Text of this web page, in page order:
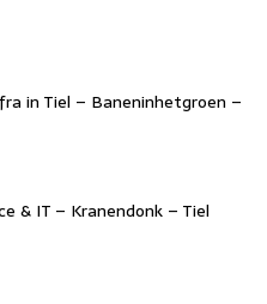
in Tiel – Baneninhetgroen –
& IT – Kranendonk – Tiel